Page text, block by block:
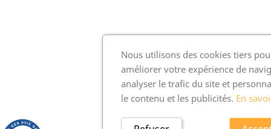
Nous utilisons des cookies tiers
améliorer votre expérience de
analyser le trafic du site et
le contenu et les publicités. En